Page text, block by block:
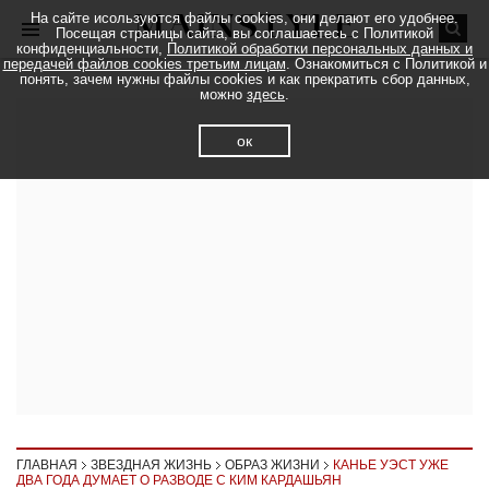
ГЛАВНАЯ ЗВЕЗДНАЯ ЖИЗНЬ ОБРАЗ ЖИЗНИ
КАНЬЕ УЭСТ УЖЕ
ДВА ГОДА ДУМАЕТ О РАЗВОДЕ С КИМ КАРДАШЬЯН
На сайте исользуются файлы cookies, они делают его удобнее.
Посещая страницы сайта, вы соглашаетесь с Политикой
конфиденциальности, Политикой обработки персональных данных и
передачей файлов cookies третьим лицам. Ознакомиться с Политикой и
понять, зачем нужны файлы cookies и как прекратить сбор данных,
можно здесь.
ок